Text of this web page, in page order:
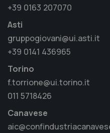
+39 0163 207070
Asti
gruppogiovani@ui.asti.it
+39 0141 436965
Torino
f.torrione@ui.torino.it
011 5718426
Canavese